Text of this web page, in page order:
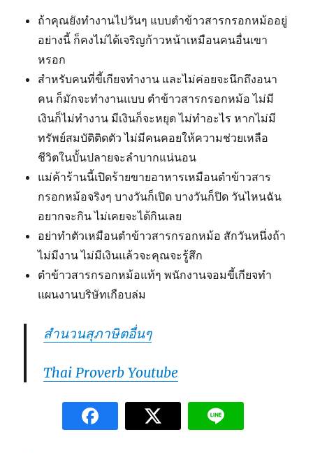
ถ้าคุณยังทำงานไปวันๆ แบบตำข้าวสารกรอกหม้ออยู่
อย่างนี้ ก็คงไม่ได้เจริญก้าวหน้าเหมือนคนอื่นเขา
หรอก
สำหรับคนที่ขี้เกียจทำงาน และไม่ค่อยจะนึกถึงอนา
คน ก็มักจะทำงานแบบ ตำข้าวสารกรอกหม้อ ไม่มี
เงินก็ไม่ทำงาน มีเงินก็จะหยุด ไม่ทำอะไร หากไม่มี
ทรัพย์สมบัติติดตัว ไม่มีคนคอยให้ความช่วยเหลือ
ชีวิตในบั้นปลายจะลำบากแน่นอน
แม่ค้าร้านนี้เปิดร้ายขายอาหารเหมือนตำข้าวสาร
กรอกหม้อจริงๆ บางวันก็เปิด บางวันก็ปิด วันไหนฉัน
อยากจะกิน ไม่เคยจะได้กินเลย
อย่าทำตัวเหมือนตำข้าวสารกรอกหม้อ สักวันหนึ่งถ้า
ไม่มีงาน ไม่มีเงินแล้วจะคุณจะรู้สึก
ตำข้าวสารกรอกหม้อแท้ๆ พนักงานจอมขี้เกียจทำ
แผนงานบริษัทเกือบล่ม
สำนวนสุภาษิตอื่นๆ
Thai Proverb Youtube